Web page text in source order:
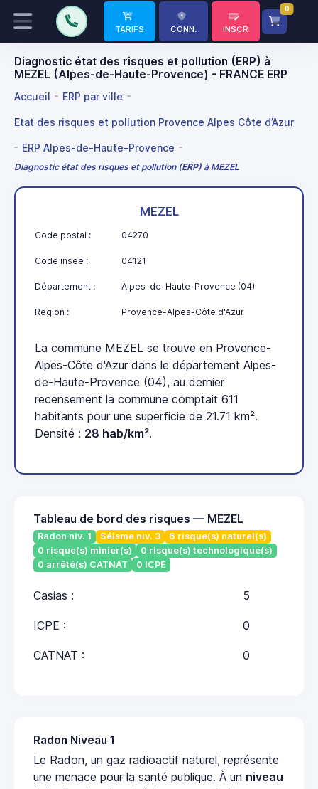
TARIFS CONN. INSCR
0
Diagnostic état des risques et pollution (ERP) à
MEZEL (Alpes-de-Haute-Provence) - FRANCE ERP
Accueil ERP par ville
Etat des risques et pollution Provence Alpes Côte d’Azur
ERP Alpes-de-Haute-Provence
Diagnostic état des risques et pollution (ERP) à MEZEL
MEZEL
Code postal : 04270
Code insee : 04121
Département : Alpes-de-Haute-Provence (04)
Region : Provence-Alpes-Côte d'Azur
La commune MEZEL se trouve en Provence-
Alpes-Côte d'Azur dans le département Alpes-
de-Haute-Provence (04), au dernier
recensement la commune comptait 611
habitants pour une superficie de 21.71 km².
Densité : 28 hab/km².
Tableau de bord des risques — MEZEL
Radon niv. 1 Séisme niv. 3
6 risque(s) naturel(s)
0 risque(s) minier(s)
0 risque(s) technologique(s)
0 arrêté(s) CATNAT
0 ICPE
Casias : 5
ICPE : 0
CATNAT : 0
Radon Niveau 1
Le Radon, un gaz radioactif naturel, représente
une menace pour la santé publique. À un niveau